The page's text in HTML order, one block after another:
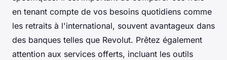
en tenant compte de vos besoins quotidiens comme
les retraits à l'international, souvent avantageux dans
des banques telles que Revolut. Prêtez également
attention aux services offerts, incluant les outils